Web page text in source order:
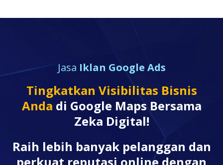
Jasa Iklan Google Ads
Tingkatkan Visibilitas Bisnis
Anda di Google Maps Bersama
Zeka Digital!
Raih lebih banyak pelanggan dan